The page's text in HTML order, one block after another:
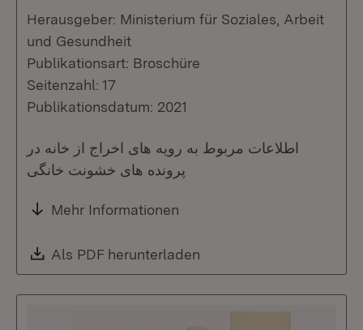
Herausgeber: Ministerium für Soziales, Arbeit
und Gesundheit
Publikationsart: Broschüre
Seitenzahl: 17
Publikationsdatum: 2021
اطلاعات مربوط به رویه های اخراج از خانه در
پرونده های خشونت خانگی
Mehr Informationen
Download:
Als PDF herunterladen